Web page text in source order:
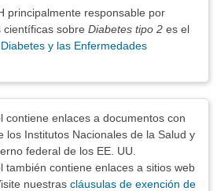
principalmente responsable por
científicas sobre Diabetes tipo 2 es el
y las Enfermedades
contiene enlaces a documentos con
los Institutos Nacionales de la Salud y
federal de los EE. UU.
también contiene enlaces a sitios web
nuestras cláusulas de exención de